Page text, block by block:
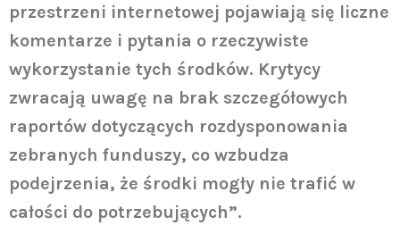
przestrzeni internetowej pojawiają się liczne
komentarze i pytania o rzeczywiste
wykorzystanie tych środków. Krytycy
zwracają uwagę na brak szczegółowych
raportów dotyczących rozdysponowania
zebranych funduszy, co wzbudza
podejrzenia, że środki mogły nie trafić w
całości do potrzebujących”.